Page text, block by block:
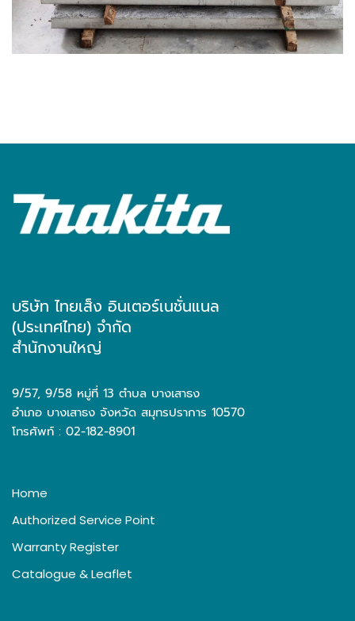
บริษัท ไทยเส็ง อินเตอร์เนชั่นแนล
(ประเทศไทย) จำกัด
สำนักงานใหญ่
9/57, 9/58 หมู่ที่ 13 ตำบล บางเสาธง
อำเภอ บางเสาธง จังหวัด สมุทรปราการ 10570
โทรศัพท์ : 02-182-8901
Home
Authorized Service Point
Warranty Register
Catalogue & Leaflet